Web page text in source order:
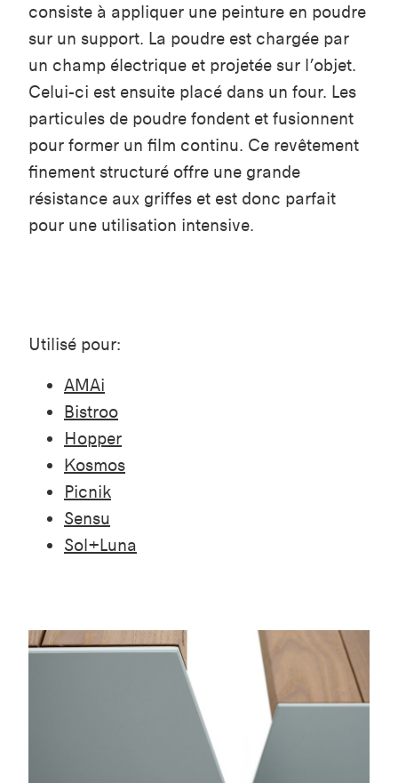
consiste à appliquer une peinture en poudre
sur un support. La poudre est chargée par
un champ électrique et projetée sur l’objet.
Celui-ci est ensuite placé dans un four. Les
particules de poudre fondent et fusionnent
pour former un film continu. Ce revêtement
finement structuré offre une grande
résistance aux griffes et est donc parfait
pour une utilisation intensive.
Utilisé pour:
AMAi
Bistroo
Hopper
Kosmos
Picnik
Sensu
Sol+Luna